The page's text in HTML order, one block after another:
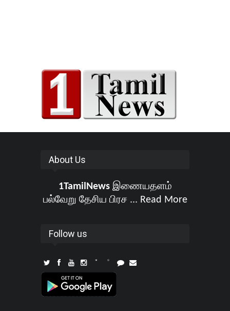
About Us
1TamilNewsஇணையதளம்
பல்வேறு தேசிய பிரச ... Read More
Follow us